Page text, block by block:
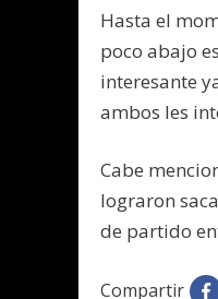
Hasta el
poco abajo
interesante
ambos les
Cabe
lograron
de partido
Compartir